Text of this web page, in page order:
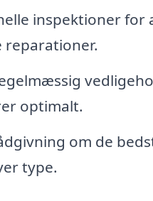
inspektioner
reparationer.
optimalt.
om de
type.